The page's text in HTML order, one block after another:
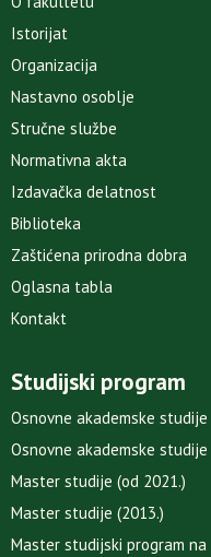
Istorijat
Organizacija
Nastavno osoblje
Stručne službe
Normativna akta
Izdavačka delatnost
Biblioteka
Zaštićena prirodna dobra
Oglasna tabla
Kontakt
Studijski program
Osnovne akademske studije
Osnovne akademske studije
Master studije (od 2021.)
Master studije (2013.)
Master studijski program